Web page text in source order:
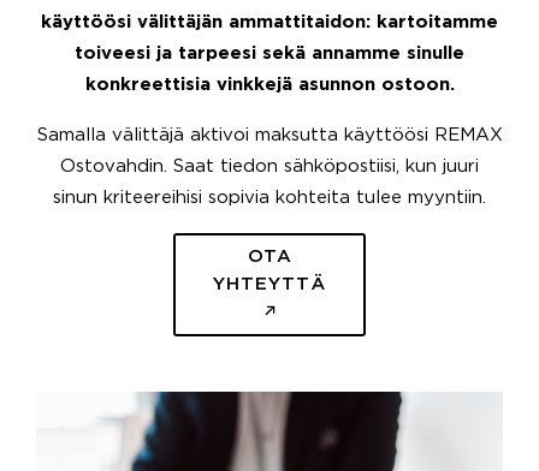
käyttöösi välittäjän ammattitaidon: kartoitamme
toiveesi ja tarpeesi sekä annamme sinulle
konkreettisia vinkkejä asunnon ostoon.
Samalla välittäjä aktivoi maksutta käyttöösi REMAX
Ostovahdin. Saat tiedon sähköpostiisi, kun juuri
sinun kriteereihisi sopivia kohteita tulee myyntiin.
OTA
YHTEYTTÄ